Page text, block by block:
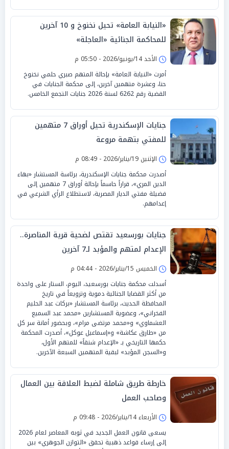
«النيابة العامة» تحيل نخنوخ و 10 آخرين
للمحاكمة الجنائية «العاجلة»
الأحد 14/يونيو/2026 - 05:50 م
أمرت «النيابة العامة» بإحالة المتهم صبري حلمي نخنوخ
حنا، وعشرة متهمين آخرين، إلى محكمة الجنايات في
القضية رقم 6262 لسنة 2026 جنايات التجمع الخامس.
جنايات الإسكندرية تحيل أوراق 7 متهمين
للمفتي بتهمة مروعة
الإثنين 19/يناير/2026 - 08:49 م
أصدرت محكمة جنايات الإسكندرية، برئاسة المستشار «بهاء
الدين المري»، قراراً حاسماً بإحالة أوراق 7 متهمين إلى
فضيلة مفتي الديار المصرية، لاستطلاع الرأي الشرعي في
إعدامهم.
جنايات بورسعيد تقتص لضحية قرية المناصرة..
الإعدام لمتهم والمؤبد لـ7 آخرين
الخميس 15/يناير/2026 - 04:44 م
أسدلت محكمة جنايات بورسعيد، اليوم، الستار على واحدة
من أكثر القضايا الجنائية دموية وترويعاً في تاريخ
المحافظة الحديث، برئاسة المستشار «بركات عبد الحليم
الفخراني»، وعضوية المستشارين «محمد عبد السميع
العشماوي» و«محمد مرتضى مرام»، وبحضور أمانة سر كل
من «طارق عكاشة» و«إسماعيل عوكل»، أصدرت المحكمة
حكمها التاريخي بـ «الإعدام شنقاً» للمتهم الأول،
و«السجن المؤبد» لبقية المتهمين السبعة الآخرين.
خارطة طريق شاملة لضبط العلاقة بين العمال
وصاحب العمل
الأربعاء 14/يناير/2026 - 09:48 م
يسعى قانون العمل الجديد في ثوبه المعاصر لعام 2026
إلى إرساء قواعد ذهبية تحقق «التوازن الجوهري» بين